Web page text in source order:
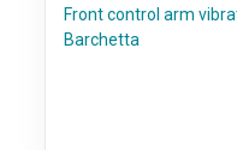
Front control arm
Barchetta